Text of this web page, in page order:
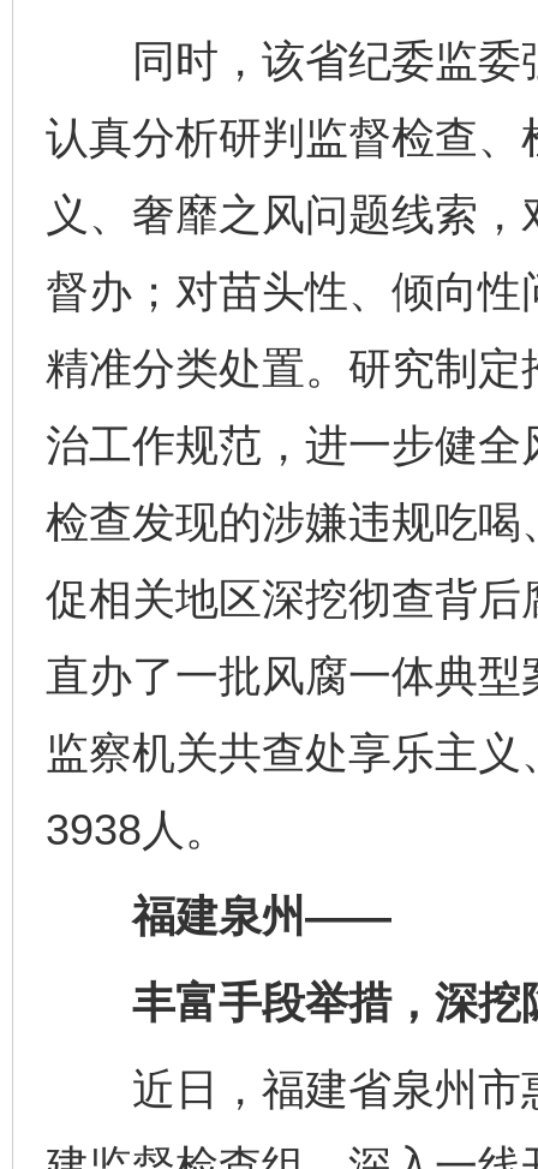
同时，该省纪委监委
认真分析研判监督检查
义、奢靡之风问题线索
督办；对苗头性、倾向
精准分类处置。研究制
治工作规范，进一步健
检查发现的涉嫌违规吃
促相关地区深挖彻查背
直办了一批风腐一体典
监察机关共查处享乐主
3938人。
福建泉州——
丰富手段举措，深挖
近日，福建省泉州市